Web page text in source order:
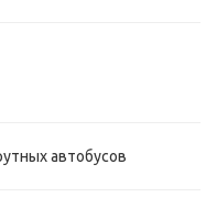
автобусов